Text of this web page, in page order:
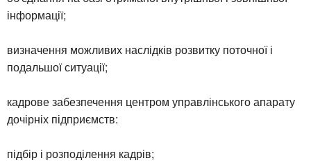
інформації;
визначення можливих наслідків розвитку поточної і
подальшої ситуації;
кадрове забезпечення центром управлінського апарату
дочірніх підприємств:
підбір і розподілення кадрів;